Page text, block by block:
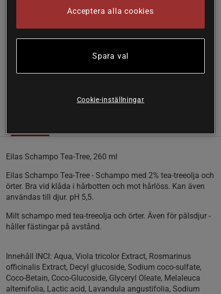
örter. Bra vid klåda i hårbotten och mot hårlöss. Kan även
användas till djur. pH 5,5.
Eilas Schampo Tea-Tree, 260 ml
Eilas Schampo Tea-Tree - Schampo med 2% tea-treeolja och
örter. Bra vid klåda i hårbotten och mot hårlöss. Kan även
användas till djur. pH 5,5.
Milt schampo med tea-treeolja och örter. Även för pälsdjur -
håller fästingar på avstånd.
Innehåll INCI: Aqua, Viola tricolor Extract, Rosmarinus
officinalis Extract, Decyl glucoside, Sodium coco-sulfate,
Coco-Betain, Coco-Glucoside, Glyceryl Oleate, Melaleuca
alternifolia, Lactic acid, Lavandula angustifolia, Sodium
Acceptera alla cookies
Spara val
Cookie-inställningar